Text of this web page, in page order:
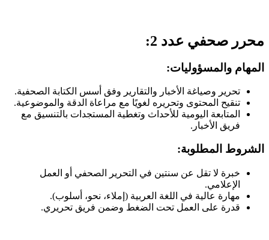
محرر صحفي عدد 2:
المهام والمسؤوليات:
تحرير وصياغة الأخبار والتقارير وفق أسس الكتابة الصحفية.
تنقيح المحتوى وتحريره لغويًا مع مراعاة الدقة والموضوعية.
المتابعة اليومية للأحداث وتغطية المستجدات بالتنسيق مع
فريق الأخبار.
الشروط المطلوبة:
خبرة لا تقل عن سنتين في التحرير الصحفي أو العمل
الإعلامي.
مهارة عالية في اللغة العربية (إملاء، نحو، أسلوب).
قدرة على العمل تحت الضغط وضمن فريق تحريري.